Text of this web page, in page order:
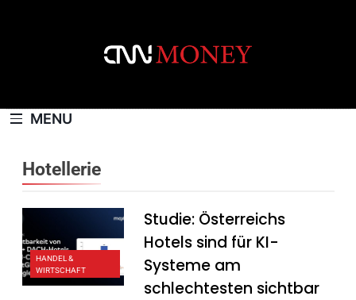
MENU
Hotellerie
HANDEL &
WIRTSCHAFT
Studie: Österreichs
Hotels sind für KI-
Systeme am
schlechtesten sichtbar